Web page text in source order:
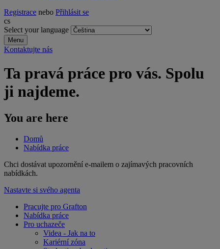
Registrace nebo Přihlásit se
cs
Select your language
Menu
Kontaktujte nás
Ta pravá práce pro vás. Spolu
ji najdeme.
You are here
Domů
Nabídka práce
​Chci dostávat upozornění e-mailem o zajímavých pracovních
nabídkách.
Nastavte si svého agenta
Pracujte pro Grafton
Nabídka práce
Pro uchazeče
Videa - Jak na to
Kariérní zóna